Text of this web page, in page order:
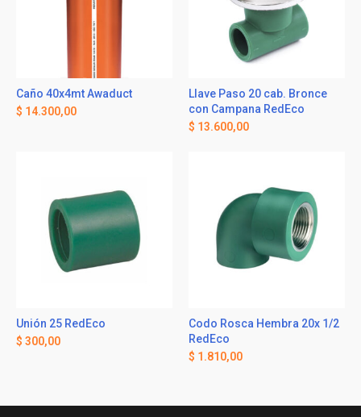
Caño 40x4mt Awaduct
$ 14.300,00
Llave Paso 20 cab. Bronce
con Campana RedEco
$ 13.600,00
Unión 25 RedEco
$ 300,00
Codo Rosca Hembra 20x 1/2
RedEco
$ 1.810,00